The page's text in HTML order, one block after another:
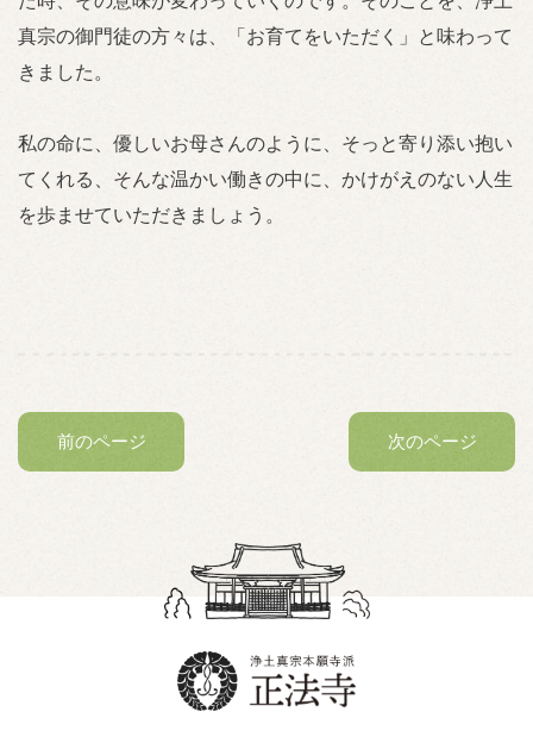
真宗の御門徒の方々は、「お育てをいただく」と味わって
きました。
私の命に、優しいお母さんのように、そっと寄り添い抱い
てくれる、そんな温かい働きの中に、かけがえのない人生
を歩ませていただきましょう。
前のページ 次のページ